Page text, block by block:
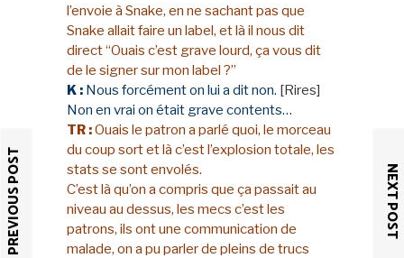
l’envoie à Snake, en ne sachant pas que
Snake allait faire un label, et là il nous dit
direct “Ouais c’est grave lourd, ça vous dit
de le signer sur mon label ?”
K : Nous forcément on lui a dit non. [Rires]
Non en vrai on était grave contents…
TR :Ouais le patron a parlé quoi, le morceau
du coup sort et là c’est l’explosion totale, les
stats se sont envolés.
C’est là qu’on a compris que ça passait au
niveau au dessus, les mecs c’est les
patrons, ils ont une communication de
malade, on a pu parler de pleins de trucs
PREVIOUS POST NEXT POST